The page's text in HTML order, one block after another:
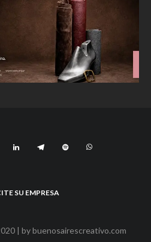
SU EMPRESA
| bybuenosairescreativo.com